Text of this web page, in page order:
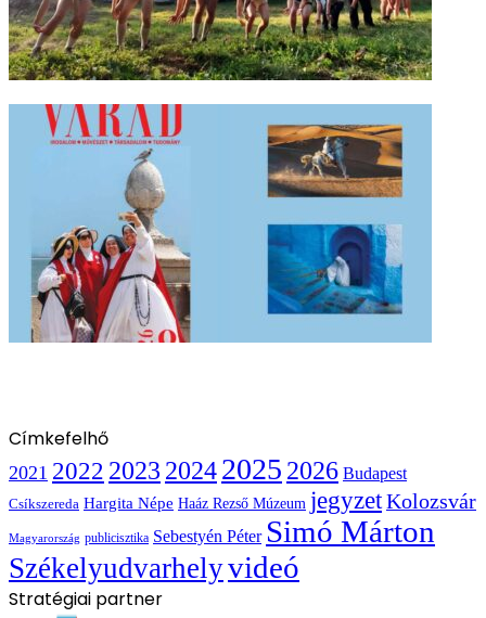
Címkefelhő
2021 2022 2023 20242025 2026 Budapest
Csíkszereda Hargita Népe Haáz Rezső Múzeum jegyzetKolozsvár
Magyarország publicisztika Sebestyén Péter Simó Márton
Székelyudvarhelyvideó
Stratégiai partner